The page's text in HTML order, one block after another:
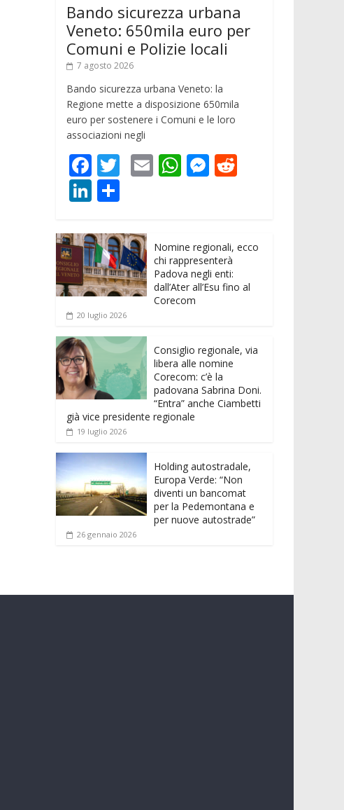
Bando sicurezza urbana
Veneto: 650mila euro per
Comuni e Polizie locali
7 agosto 2026
Bando sicurezza urbana Veneto: la
Regione mette a disposizione 650mila
euro per sostenere i Comuni e le loro
associazioni negli
F
ac
e
b
o
o
k
T
er
E W
A
p
p
M
n
g
er
t
Li
k
e
dI
n
n
di
vi
di
Nomine regionali, ecco
chi rappresenterà
Padova negli enti:
dall’Ater all’Esu fino al
Corecom
20 luglio 2026
Consiglio regionale, via
libera alle nomine
Corecom: c’è la
padovana Sabrina Doni.
“Entra” anche Ciambetti
già vice presidente regionale
19 luglio 2026
Holding autostradale,
Europa Verde: “Non
diventi un bancomat
per la Pedemontana e
per nuove autostrade”
26 gennaio 2026